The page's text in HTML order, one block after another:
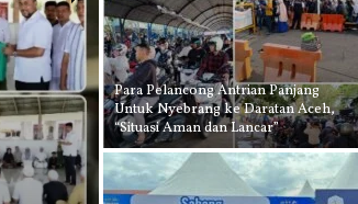
Para Pelancong Antrian Panjang
Untuk Nyebrang ke Daratan Aceh,
“Situasi Aman dan Lancar”